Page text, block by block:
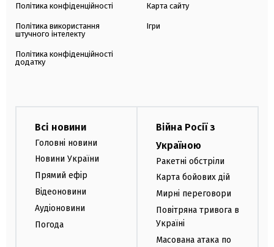
Політика конфіденційності
Політика використання
штучного інтелекту
Політика конфіденційності
додатку
Карта сайту
Ігри
Всі новини
Головні новини
Новини України
Прямий ефір
Відеоновини
Аудіоновини
Погода
Війна Росії з
Україною
Ракетні обстріли
Карта бойових дій
Мирні переговори
Повітряна тривога в
Україні
Масована атака по